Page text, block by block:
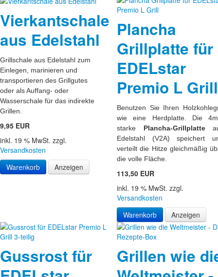
Vierkantschale
aus Edelstahl
Grillschale aus Edelstahl zum
Einlegen, marinieren und
transportieren des Grillgutes
oder als Auffang- oder
Wasserschale für das indirekte
Grillen.
9,95 EUR
inkl. 19 % MwSt. zzgl.
Versandkosten
Warenkorb
Anzeigen
Plancha
Grillplatte für
EDELstar
Premio L Grill
Benutzen Sie Ihren
wie eine Herdplatte. Die
starke Plancha-Grillplatte
Edelstahl (V2A) speichert
verteilt die Hitze gleichmäßig
die volle Fläche.
113,50 EUR
inkl. 19 % MwSt. zzgl.
Versandkosten
Warenkorb
Anzeigen
Gussrost für
Grillen wie